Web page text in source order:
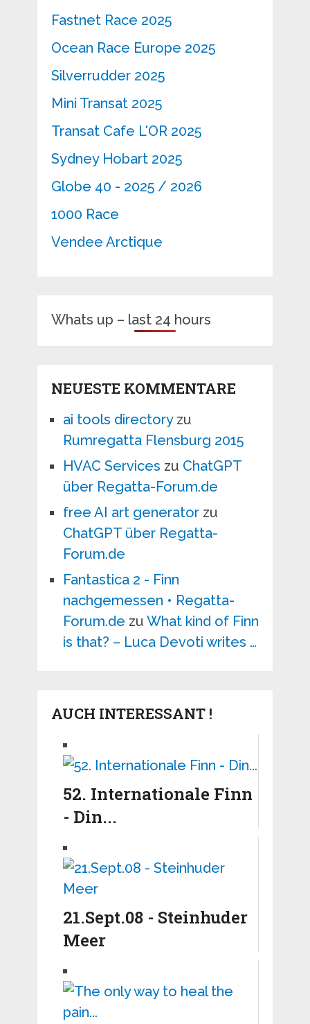
Fastnet Race 2025
Ocean Race Europe 2025
Silverrudder 2025
Mini Transat 2025
Transat Cafe L'OR 2025
Sydney Hobart 2025
Globe 40 - 2025 / 2026
1000 Race
Vendee Arctique
Whats up – last 24 hours
NEUESTE KOMMENTARE
ai tools directoryzu
Rumregatta Flensburg 2015
HVAC Services zu ChatGPT
über Regatta-Forum.de
free AI art generatorzu
ChatGPT über Regatta-
Forum.de
Fantastica 2 - Finn
nachgemessen • Regatta-
Forum.de zu What kind of Finn
is that? – Luca Devoti writes …
AUCH INTERESSANT !
52. Internationale Finn
- Din...
21.Sept.08 - Steinhuder
Meer